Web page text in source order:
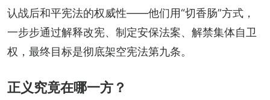
认战后和平宪法的权威性——他们用“切香肠”方式，
一步步通过解释改宪、制定安保法案、解禁集体自卫
权，最终目标是彻底架空宪法第九条。
正义究竟在哪一方？